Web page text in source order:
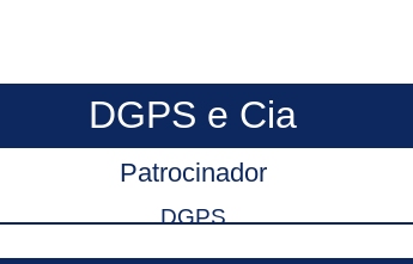
DGPS e Cia
Patrocinador
DGPS